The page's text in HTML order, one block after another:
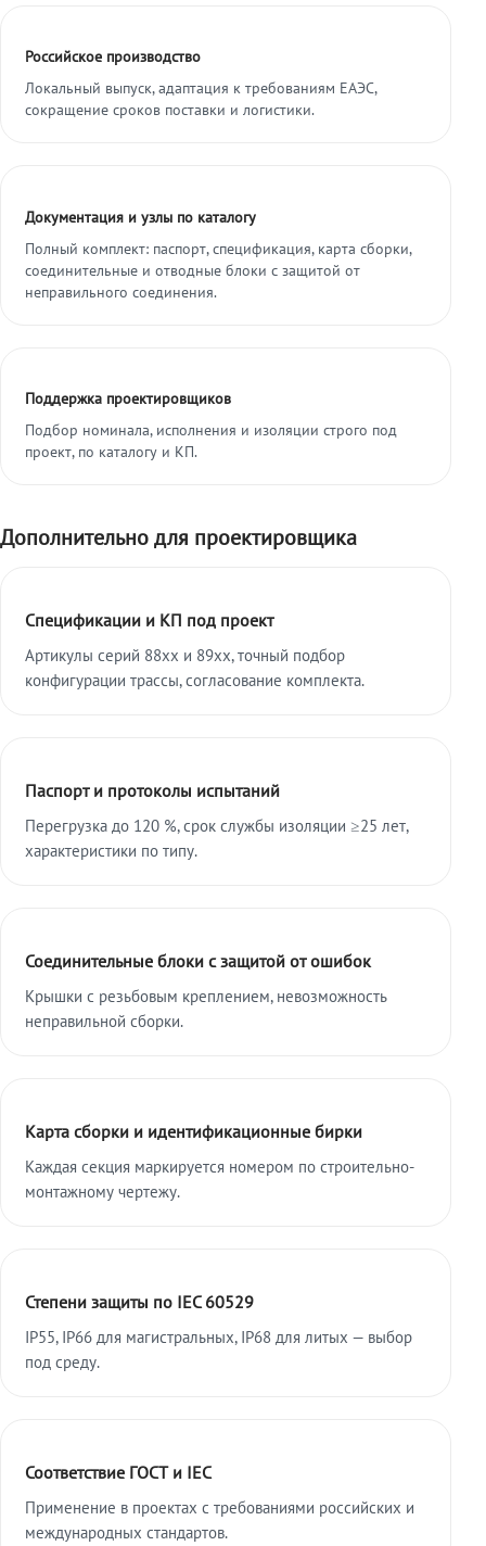
Российское производство
Локальный выпуск, адаптация к требованиям ЕАЭС,
сокращение сроков поставки и логистики.
Документация и узлы по каталогу
Полный комплект: паспорт, спецификация, карта сборки,
соединительные и отводные блоки с защитой от
неправильного соединения.
Поддержка проектировщиков
Подбор номинала, исполнения и изоляции строго под
проект, по каталогу и КП.
Дополнительно для проектировщика
Спецификации и КП под проект
Артикулы серий 88xx и 89xx, точный подбор
конфигурации трассы, согласование комплекта.
Паспорт и протоколы испытаний
Перегрузка до 120 %, срок службы изоляции ≥25 лет,
характеристики по типу.
Соединительные блоки с защитой от ошибок
Крышки с резьбовым креплением, невозможность
неправильной сборки.
Карта сборки и идентификационные бирки
Каждая секция маркируется номером по строительно-
монтажному чертежу.
Степени защиты по IEC 60529
IP55, IP66 для магистральных, IP68 для литых — выбор
под среду.
Соответствие ГОСТ и IEC
Применение в проектах с требованиями российских и
международных стандартов.